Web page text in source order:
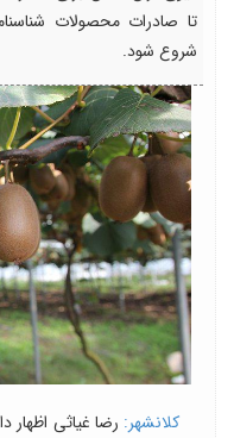
تا صادرات محصولات
شروع شود.
کلانشهر: رضا غیاثی اظهار